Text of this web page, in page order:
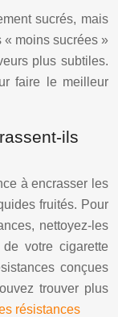
sucrés, mais
« moins sucrées »
plus subtiles.
faire le meilleur
ils
à encrasser les
fruités. Pour
nettoyez-les
votre cigarette
conçues
trouver plus
résistances